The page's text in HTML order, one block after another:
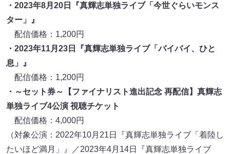
・2023年8月20日『真輝志単独ライブ「今世ぐらいモンス
ター」』
配信価格：1,200円
・2023年11月23日『真輝志単独ライブ「バイバイ、ひと
息」』
配信価格：1,200円
・～セット券～【ファイナリスト進出記念 再配信】真輝志
単独ライブ4公演 視聴チケット
配信価格：4,000円
（対象公演：2022年10月21日『真輝志単独ライブ「着陸し
たいほど満月」』／2023年4月14日『真輝志単独ライブ